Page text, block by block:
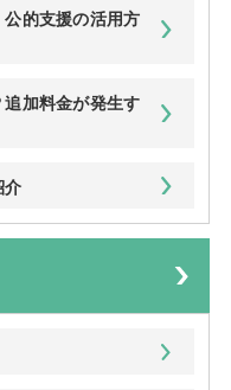
的支援の活用方
加料金が発生す
介